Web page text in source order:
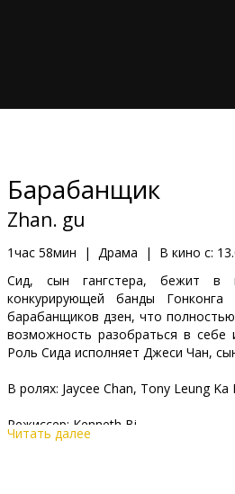
Клуб
Барабанщик
Zhan. gu
1час 58мин | Драма | В кино с:
Сид, сын гангстера, бежит в
конкурирующей банды
барабанщиков дзен, что
возможность разобраться в
Роль Сида исполняет Джеси Чан,
В ролях: Jaycee Chan, Tony Leung Ka
Режиссер: Kenneth Bi
Читать далее